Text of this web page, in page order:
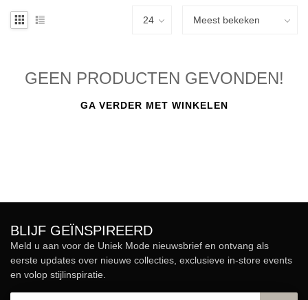
GEEN PRODUCTEN GEVONDEN!
GA VERDER MET WINKELEN
BLIJF GEÏNSPIREERD
Meld u aan voor de Uniek Mode nieuwsbrief en ontvang als
eerste updates over nieuwe collecties, exclusieve in-store events
en volop stijlinspiratie.